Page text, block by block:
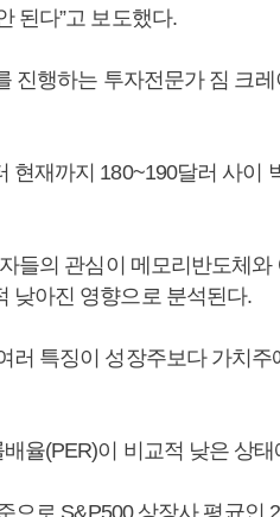
된다”고 보도했다.
진행하는 투자전문가 짐 크
현재까지 180~190달러 사이
들의 관심이 메모리반도체와
낮아진 영향으로 분석된다.
러 특징이 성장주보다 가치
율(PER)이 비교적 낮은 상
으로 S&P500 상장사 평균인